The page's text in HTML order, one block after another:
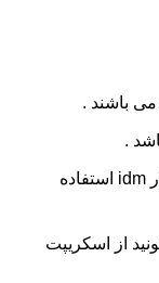
باشند .
برای تسریع در دانلود فایل ها از نرم افزار idm استفاده
از اسکریپت